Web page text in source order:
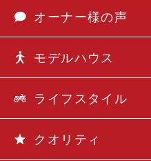
オーナー様の声
モデルハウス
ライフスタイル
クオリティ